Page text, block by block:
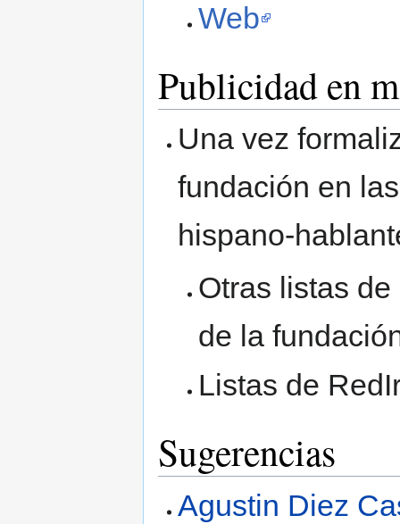
Web
Publicidad en
Una vez
fundación en
hispano-
Otras listas
de la
Listas de
Sugerencias
Agustin Diez